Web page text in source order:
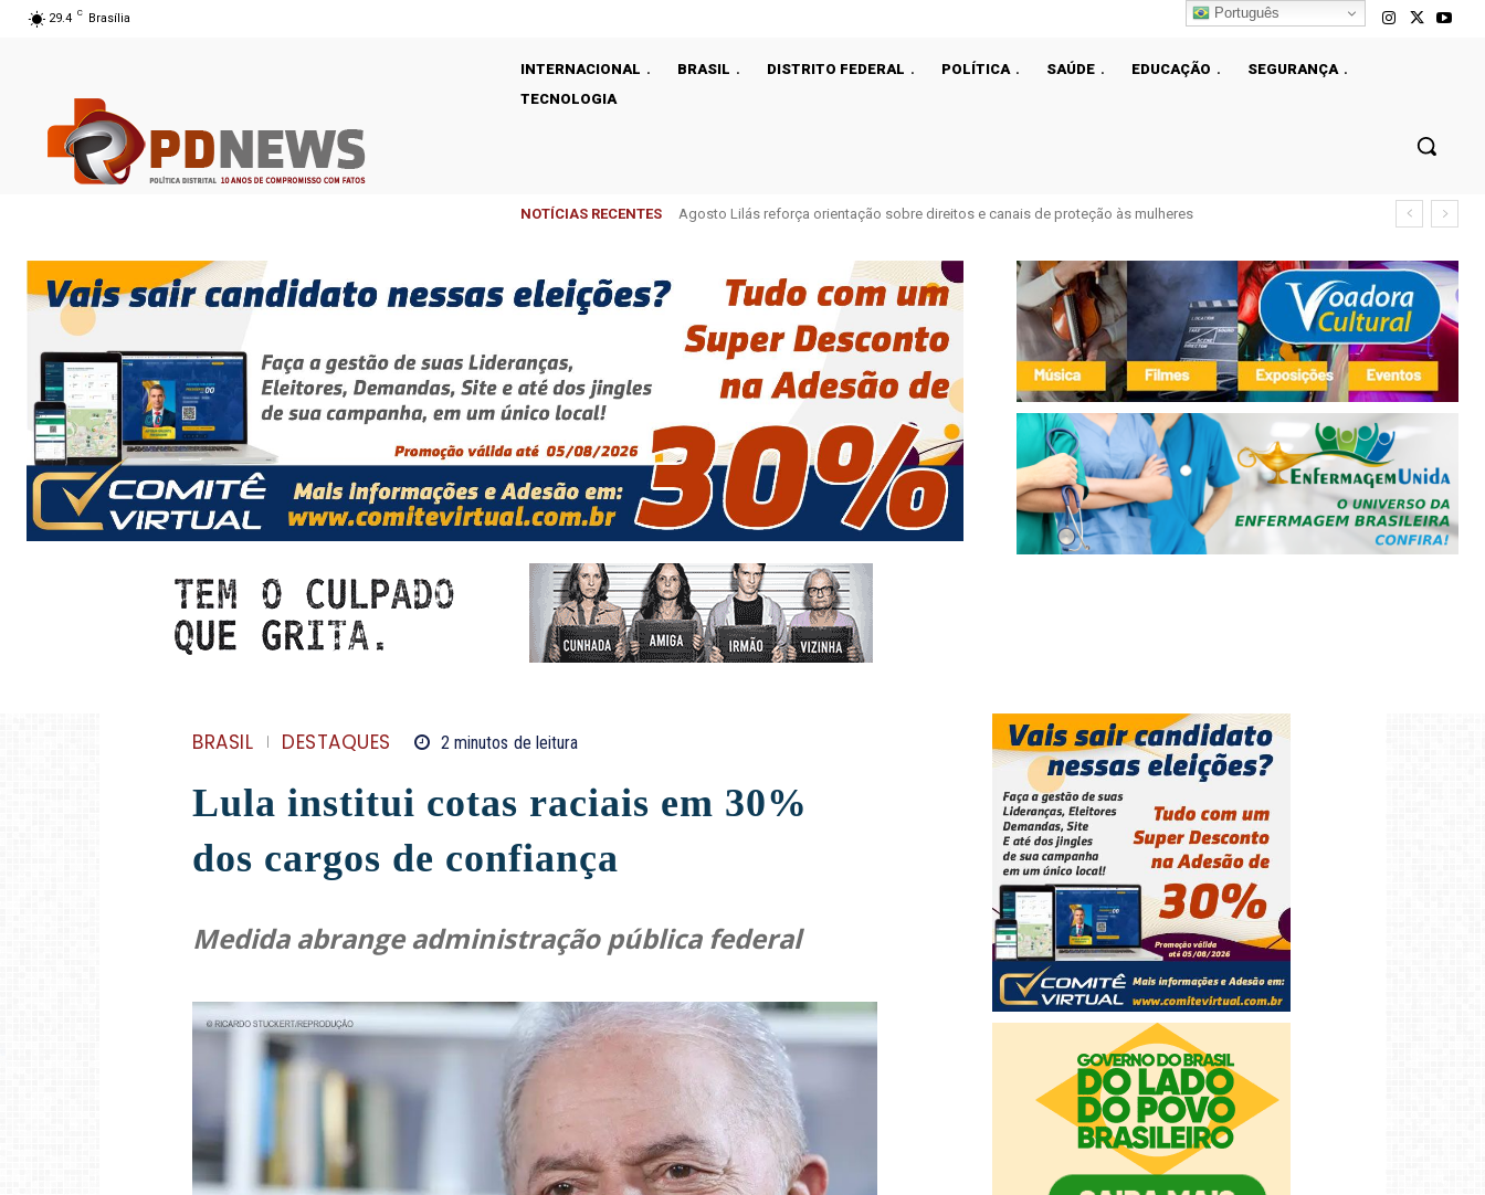
29.4 C Brasília
INTERNACIONAL BRASIL DISTRITO FEDERAL POLÍTICA SAÚDE EDUCAÇÃO
SEGURANÇA
TECNOLOGIA
NOTÍCIAS RECENTES Celina Leão e Jorge Vianna comemoram recuperaçao fiscal do DF
BRASIL DESTAQUES 2 minutos de leitura
Lula institui cotas raciais em 30%
dos cargos de confiança
Medida abrange administração pública federal
Português